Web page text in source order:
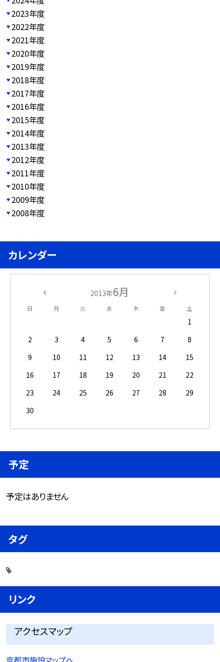
2023年度
2022年度
2021年度
2020年度
2019年度
2018年度
2017年度
2016年度
2015年度
2014年度
2013年度
2012年度
2011年度
2010年度
2009年度
2008年度
カレンダー
2013年6月
日 月 火 水 木 金 土
1
2
3 4 5 6 7
8
9
10 11 12 13 14
15
16
17 18 19 20 21
22
23
24 25 26 27 28
29
30
予定
予定はありません
タグ
リンク
アクセスマップ